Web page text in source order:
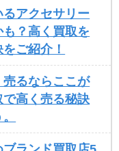
アクセサリー
？高く買取を
ご紹介！
るならここが
高く売る秘訣